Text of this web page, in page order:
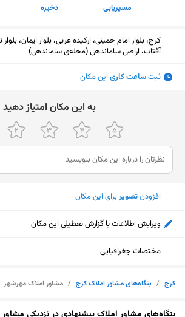
مسیریابی ذخیره
کرج، بلوار امام خمینی، ارکیده غربی، بلوار ایمان،
آفتاب، اراضی ساماندهی (محله‌ی ساماندهی)
ثبتساعت کاری این مکان
ﺑﻪ اﯾﻦ ﻣﮑﺎن اﻣﺘﯿﺎز دﻫﯿﺪ
افزودنتصویربرای این مکان
ویرایش اطلاعات یا گزارش تعطیلی این مکان
مختصات جغرافیایی
کرج / بنگاه‌های مشاور املاک کرج / مشاور املاک مهرشهر